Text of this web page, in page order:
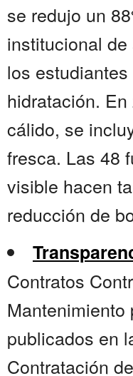
se redujo un
institucional
los
hidratación.
cálido, se
fresca. Las 48
visible hacen
reducción de
Contratos
Mantenimiento
publicados en
Contratación